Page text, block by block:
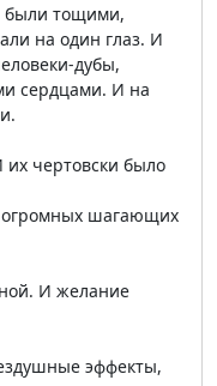
были тощими,
на один глаз. И
дубы,
сердцами. И на
чертовски было
шагающих
И желание
эффекты,